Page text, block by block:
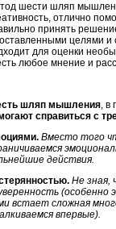
шести шляп
отлично
принять
целями
для оценки
любое мнение и
шляп мышления, в
справиться с
Вместо того
действия.
Не зная,
(особенно
встает сложная
впервые).